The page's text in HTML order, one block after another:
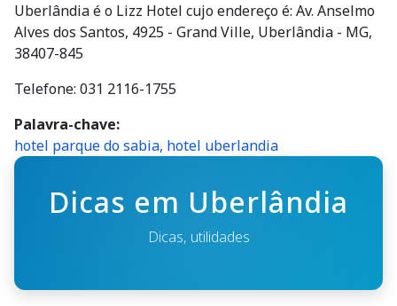
Uberlândia é o Lizz Hotel cujo endereço é: Av. Anselmo
Alves dos Santos, 4925 - Grand Ville, Uberlândia - MG,
38407-845
Telefone: 031 2116-1755
Palavra-chave
hotel parque do sabia, hotel uberlandia
Dicas em Uberlândia
Dicas, utilidades